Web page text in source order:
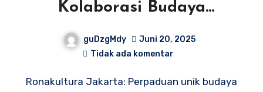
Kolaborasi Budaya
Tradisional & Gaya Hidup
Metropolitan yang Viral
guDzgMdy
Juni 20, 2025
Tidak ada komentar
Ronakultura Jakarta: Perpaduan unik budaya